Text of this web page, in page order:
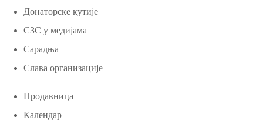
Донаторске кутије
СЗС у медијама
Сарадња
Слава организације
Продавница
Календар